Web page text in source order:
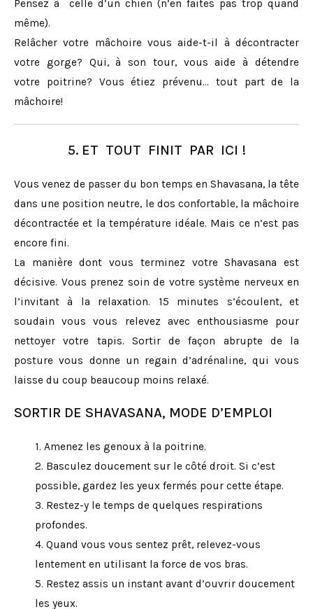
Pensez à celle d’un chien (n’en faites pas trop quand
même).
Relâcher votre mâchoire vous aide-t-il à décontracter
votre gorge? Qui, à son tour, vous aide à détendre
votre poitrine? Vous étiez prévenu… tout part de la
mâchoire!
5. ET TOUT FINIT PAR ICI !
Vous venez de passer du bon temps en Shavasana, la tête
dans une position neutre, le dos confortable, la mâchoire
décontractée et la température idéale. Mais ce n’est pas
encore fini.
La manière dont vous terminez votre Shavasana est
décisive. Vous prenez soin de votre système nerveux en
l’invitant à la relaxation. 15 minutes s’écoulent, et
soudain vous vous relevez avec enthousiasme pour
nettoyer votre tapis. Sortir de façon abrupte de la
posture vous donne un regain d’adrénaline, qui vous
laisse du coup beaucoup moins relaxé.
SORTIR DE SHAVASANA, MODE D’EMPLOI
1. Amenez les genoux à la poitrine.
2. Basculez doucement sur le côté droit. Si c’est
possible, gardez les yeux fermés pour cette étape.
3. Restez-y le temps de quelques respirations
profondes.
4. Quand vous vous sentez prêt, relevez-vous
lentement en utilisant la force de vos bras.
5. Restez assis un instant avant d’ouvrir doucement
les yeux.